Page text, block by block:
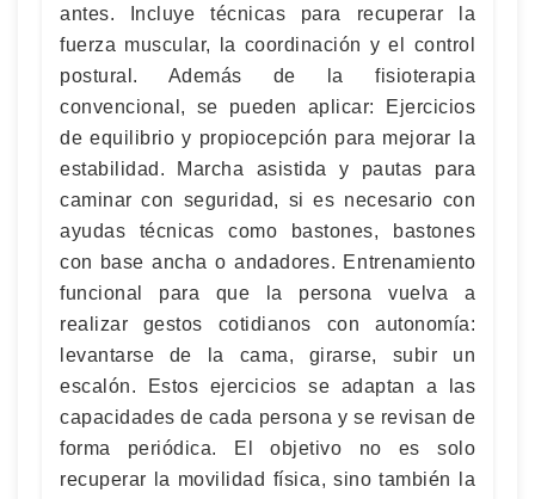
antes. Incluye técnicas para recuperar la
fuerza muscular, la coordinación y el control
postural. Además de la fisioterapia
convencional, se pueden aplicar: Ejercicios
de equilibrio y propiocepción para mejorar la
estabilidad. Marcha asistida y pautas para
caminar con seguridad, si es necesario con
ayudas técnicas como bastones, bastones
con base ancha o andadores. Entrenamiento
funcional para que la persona vuelva a
realizar gestos cotidianos con autonomía:
levantarse de la cama, girarse, subir un
escalón. Estos ejercicios se adaptan a las
capacidades de cada persona y se revisan de
forma periódica. El objetivo no es solo
recuperar la movilidad física, sino también la